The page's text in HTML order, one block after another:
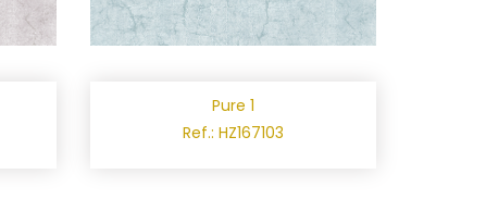
Pure 1
Ref.: HZ167103